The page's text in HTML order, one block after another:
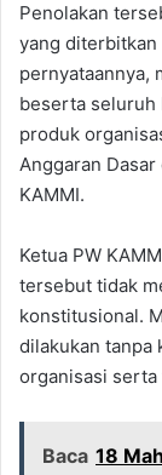
Penolakan
yang diterbitkan
pernyataannya,
beserta seluruh
produk
Anggaran Dasar
KAMMI.
Ketua PW
tersebut tidak
konstitusional.
dilakukan tanpa
organisasi serta
Baca 18